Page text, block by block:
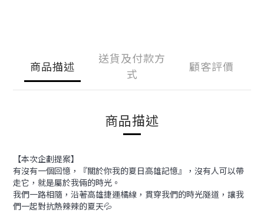
商品描述
送貨及付款方
式
顧客評價
商品描述
【本次企劃提案】
有沒有一個回憶，『關於你我的夏日高雄記憶』，沒有人可以帶
走它，就是屬於我倆的時光。
我們一路相隨，沿著高雄捷運橘線，貫穿我們的時光隧道，讓我
們一起對抗熱辣辣的夏天💦